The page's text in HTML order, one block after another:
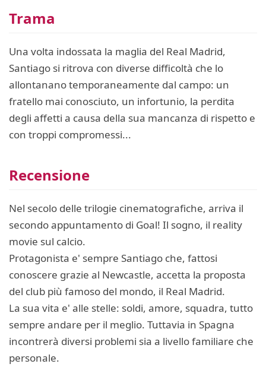
Trama
Una volta indossata la maglia del Real Madrid,
Santiago si ritrova con diverse difficoltà che lo
allontanano temporaneamente dal campo: un
fratello mai conosciuto, un infortunio, la perdita
degli affetti a causa della sua mancanza di rispetto e
con troppi compromessi...
Recensione
Nel secolo delle trilogie cinematografiche, arriva il
secondo appuntamento di Goal! Il sogno, il reality
movie sul calcio.
Protagonista e' sempre Santiago che, fattosi
conoscere grazie al Newcastle, accetta la proposta
del club più famoso del mondo, il Real Madrid.
La sua vita e' alle stelle: soldi, amore, squadra, tutto
sempre andare per il meglio. Tuttavia in Spagna
incontrerà diversi problemi sia a livello familiare che
personale.